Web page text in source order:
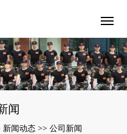
闻
新闻动态 >> 公司新闻